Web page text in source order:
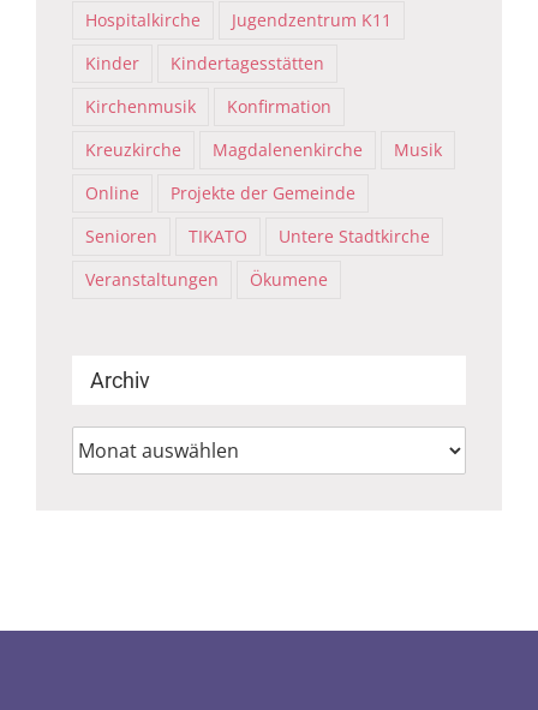
Hospitalkirche
Jugendzentrum K11
Kinder
Kindertagesstätten
Kirchenmusik
Konfirmation
Kreuzkirche
Magdalenenkirche
Musik
Online
Projekte der Gemeinde
Senioren
TIKATO
Untere Stadtkirche
Veranstaltungen
Ökumene
Archiv
Archiv